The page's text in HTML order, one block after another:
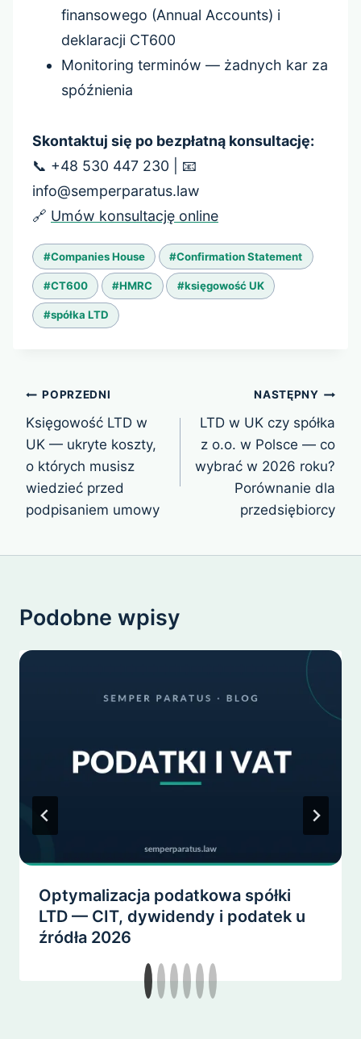
finansowego (Annual Accounts) i
deklaracji CT600
Monitoring terminów — żadnych kar za
spóźnienia
Skontaktuj się po bezpłatną konsultację:
📞 +48 530 447 230 | 📧
info@semperparatus.law
🔗 Umów konsultację online
Tagi
wpisu:
#Companies House #Confirmation Statement
#CT600 #HMRC #księgowość UK
#spółka LTD
Nawigacja
wpisu
POPRZEDNI
Księgowość LTD w
UK — ukryte koszty,
o których musisz
wiedzieć przed
podpisaniem umowy
NASTĘPNY
LTD w UK czy spółka
z o.o. w Polsce — co
wybrać w 2026 roku?
Porównanie dla
przedsiębiorcy
Podobne wpisy
Optymalizacja podatkowa spółki
LTD — CIT, dywidendy i podatek u
źródła 2026